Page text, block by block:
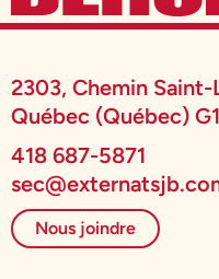
2303, Chemin Saint-
Québec (Québec)
418 687-5871
Nous joindre